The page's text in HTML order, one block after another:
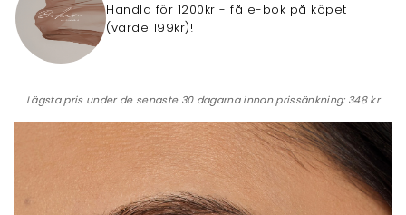
Handla för 1200kr - få e-bok på köpet
(värde 199kr)!
Lägsta pris under de senaste 30 dagarna innan prissänkning: 348 kr